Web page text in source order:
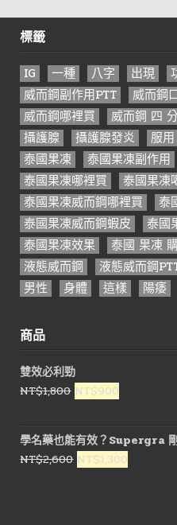
標籤
IG 一種 八字 出現
威而鋼副作用PTT
威而鋼
威而鋼哪裡買
威而鋼 四
攝護腺
攝護腺發炎 服用
泰國果凍
泰國果凍副作用
泰國果凍哪裡買
泰國果凍
泰國果凍威而鋼哪裡買
泰
泰國果凍威而鋼蝦皮
泰國
泰國果凍效果
泰國 果凍
液態威而鋼
液態威而鋼
男性
身體 這樣 陽痿
商品
雙效必利勁
NT$1,800 原
價
格：
NT$1,800。
NT$900
價
格：
NT$900。
學名藥也能有效？Supergra
NT$2,600 原
NT$1,300